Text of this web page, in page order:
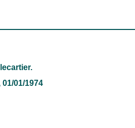
01/01/1974